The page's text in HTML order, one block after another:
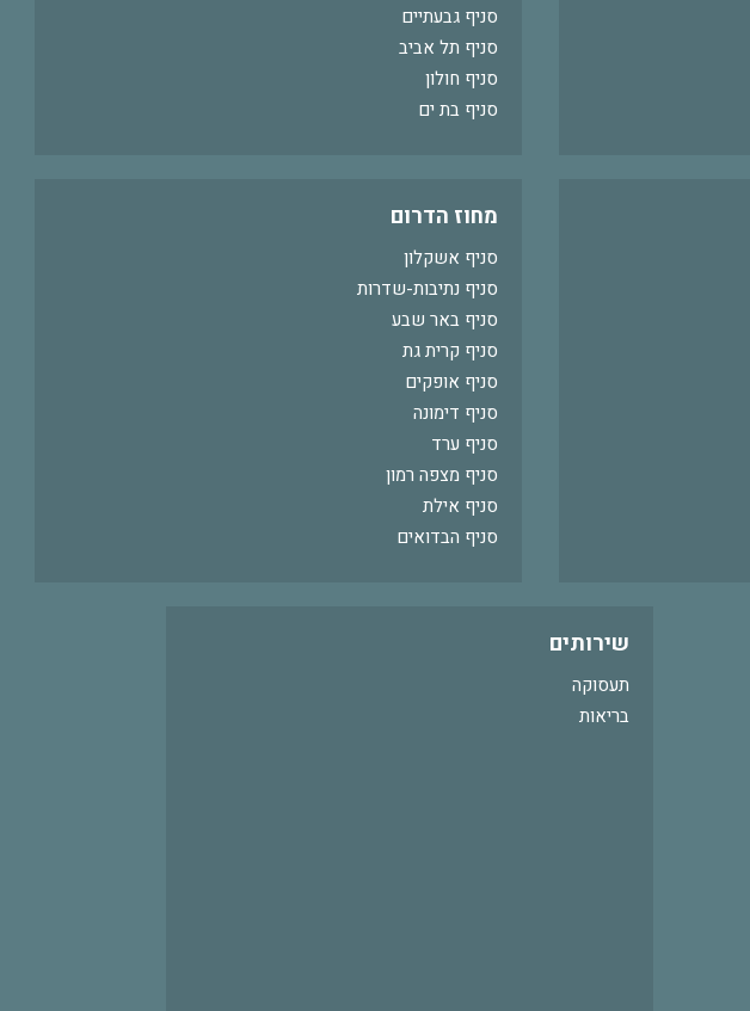
סניף גבעתיים
סניף תל אביב
סניף חולון
סניף בת ים
מחוז הדרום
סניף אשקלון
סניף נתיבות-שדרות
סניף באר שבע
סניף קרית גת
סניף אופקים
סניף דימונה
סניף ערד
סניף מצפה רמון
סניף אילת
סניף הבדואים
שירותים
תעסוקה
בריאות